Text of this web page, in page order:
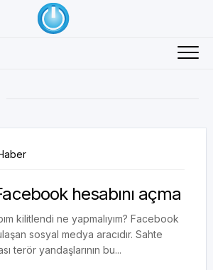
hesabını açma
kilitlendi ne yapmalıyım? Facebook
sosyal medya aracıdır. Sahte
terör yandaşlarının bu...